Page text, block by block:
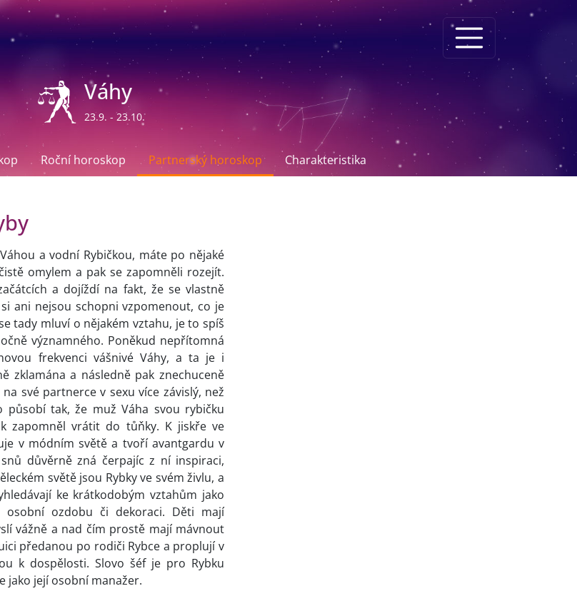
Váhy
23.9. - 23.10.
Roční horoskop Partnerský horoskop Charakteristika
a vodní Rybičkou, máte po nějaké
omylem a pak se zapomněli rozejít.
a dojíždí na fakt, že se vlastně
ani nejsou schopni vzpomenout, co je
tady mluví o nějakém vztahu, je to spíš
významného. Poněkud nepřítomná
frekvenci vášnivé Váhy, a ta je i
zklamána a následně pak znechuceně
své partnerce v sexu více závislý, než
působí tak, že muž Váha svou rybičku
zapomněl vrátit do tůňky. K jiskře ve
v módním světě a tvoří avantgardu v
důvěrně zná čerpajíc z ní inspiraci,
světě jsou Rybky ve svém živlu, a
ke krátkodobým vztahům jako
osobní ozdobu či dekoraci. Děti mají
vážně a nad čím prostě mají mávnout
předanou po rodiči Rybce a proplují v
k dospělosti. Slovo šéf je pro Rybku
jako její osobní manažer.